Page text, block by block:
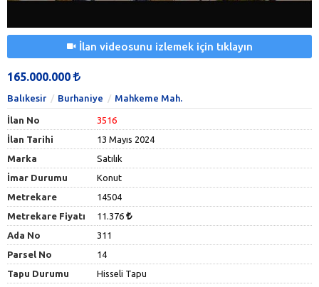
İlan videosunu izlemek için tıklayın
165.000.000
Balıkesir Burhaniye Mahkeme Mah.
İlan No
3516
İlan Tarihi
13 Mayıs 2024
Marka
Satılık
İmar Durumu
Konut
Metrekare
14504
Metrekare Fiyatı
11.376
Ada No
311
Parsel No
14
Tapu Durumu
Hisseli Tapu